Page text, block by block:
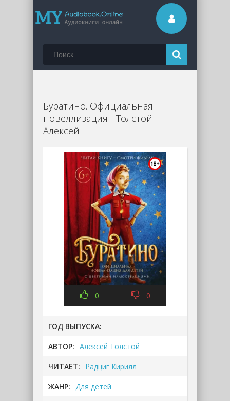
Буратино. Официальная
новеллизация - Толстой
Алексей
0 0
ГОД ВЫПУСКА:
АВТОР: Алексей Толстой
ЧИТАЕТ: Радциг Кирилл
ЖАНР: Для детей